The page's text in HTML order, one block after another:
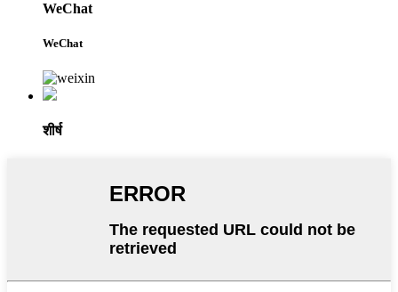
WeChat
WeChat
शीर्ष